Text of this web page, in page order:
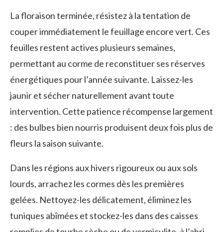
La floraison terminée, résistez à la tentation de
couper immédiatement le feuillage encore vert. Ces
feuilles restent actives plusieurs semaines,
permettant au corme de reconstituer ses réserves
énergétiques pour l’année suivante. Laissez-les
jaunir et sécher naturellement avant toute
intervention. Cette patience récompense largement
: des bulbes bien nourris produisent deux fois plus de
fleurs la saison suivante.
Dans les régions aux hivers rigoureux ou aux sols
lourds, arrachez les cormes dès les premières
gelées. Nettoyez-les délicatement, éliminez les
tuniques abîmées et stockez-les dans des caisses